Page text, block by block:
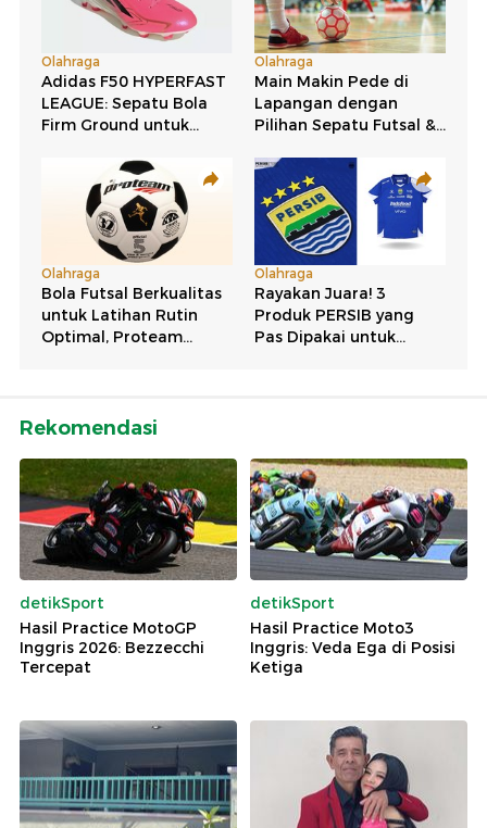
Rekomendasi
detikSport
Hasil Practice MotoGP
Inggris 2026: Bezzecchi
Tercepat
detikSport
Hasil Practice Moto3
Inggris: Veda Ega di Posisi
Ketiga